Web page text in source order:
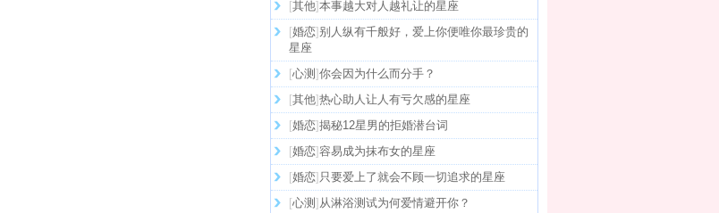
[其他]本事越大对人越礼让的星座
[婚恋] 别人纵有千般好，爱上你便唯你最珍贵的
星座
[心测 ]你会因为什么而分手？
[其他]热心助人让人有亏欠感的星座
[婚恋]揭秘12星男的拒婚潜台词
[婚恋]容易成为抹布女的星座
[婚恋] 只要爱上了就会不顾一切追求的星座
[心测 ] 从淋浴测试为何爱情避开你？